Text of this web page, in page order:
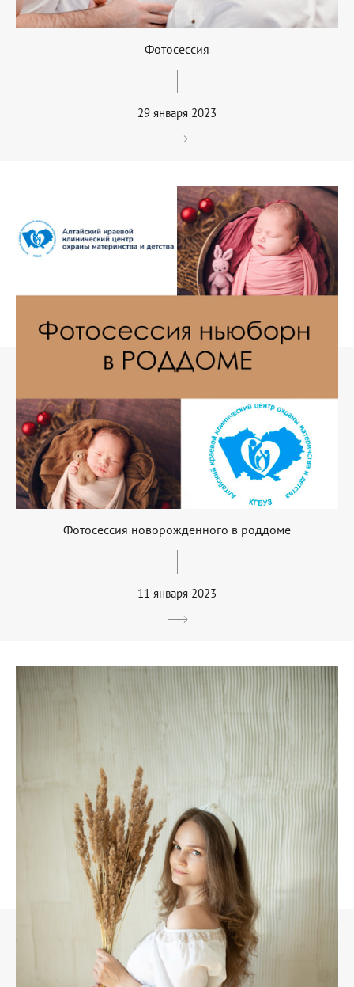
Фотосессия
29 января 2023
Фотосессия новорожденного в роддоме
11 января 2023